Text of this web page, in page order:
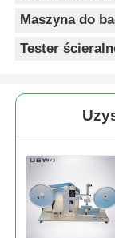
Maszyna do
Tester